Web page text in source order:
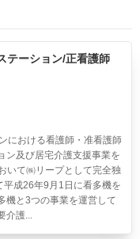
テーション/正看護師
における看護師・准看護師
ン及び居宅介護支援事業を
いて㈱リープとして完全独
平成26年9月1日に看多機を
機と3つの事業を運営して
介護...